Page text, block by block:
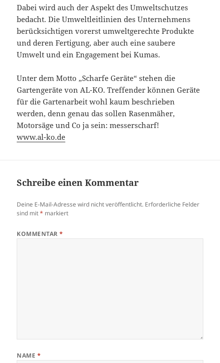
Dabei wird auch der Aspekt des Umweltschutzes
bedacht. Die Umweltleitlinien des Unternehmens
berücksichtigen vorerst umweltgerechte Produkte
und deren Fertigung, aber auch eine saubere
Umwelt und ein Engagement bei Kumas.
Unter dem Motto „Scharfe Geräte“ stehen die
Gartengeräte von AL-KO. Treffender können Geräte
für die Gartenarbeit wohl kaum beschrieben
werden, denn genau das sollen Rasenmäher,
Motorsäge und Co ja sein: messerscharf!
www.al-ko.de
Schreibe einen Kommentar
Deine E-Mail-Adresse wird nicht veröffentlicht. Erforderliche Felder
sind mit* markiert
KOMMENTAR*
NAME *